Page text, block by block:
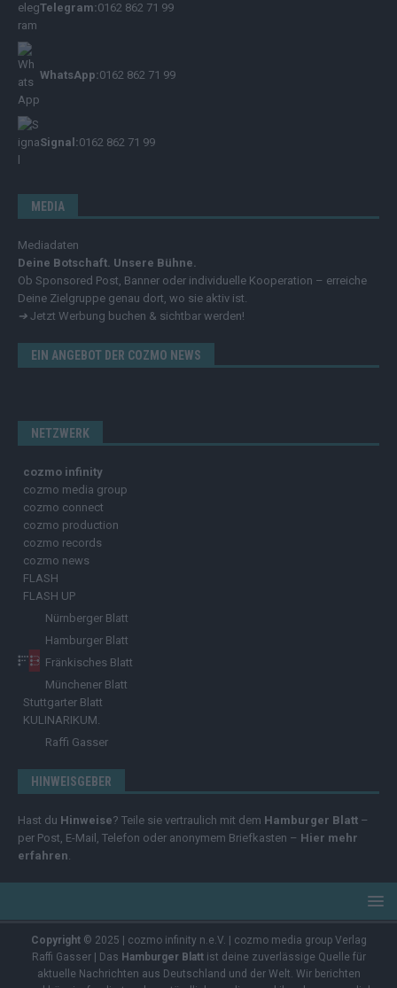
Telegram:0162 862 71 99
WhatsApp:0162 862 71 99
Signal:0162 862 71 99
MEDIA
Mediadaten
Deine Botschaft. Unsere Bühne.
Ob Sponsored Post, Banner oder individuelle Kooperation – erreiche
Deine Zielgruppe genau dort, wo sie aktiv ist.
➔ Jetzt Werbung buchen & sichtbar werden!
EIN ANGEBOT DER COZMO NEWS
NETZWERK
cozmo infinity
cozmo media group
cozmo connect
cozmo production
cozmo records
cozmo news
FLASH
FLASH UP
Nürnberger Blatt
Hamburger Blatt
Fränkisches Blatt
Münchener Blatt
Stuttgarter Blatt
KULINARIKUM.
Raffi Gasser
HINWEISGEBER
Hast du Hinweise? Teile sie vertraulich mit dem Hamburger Blatt –
per Post, E-Mail, Telefon oder anonymem Briefkasten – Hier mehr
erfahren.
Copyright© 2025 | cozmo infinity n.e.V. | cozmo media group Verlag
Raffi Gasser | Das Hamburger Blattist deine zuverlässige Quelle für
aktuelle Nachrichten aus Deutschland und der Welt. Wir berichten